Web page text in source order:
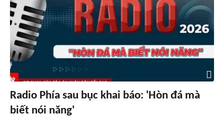
Radio Phía sau bục khai báo: 'Hòn đá mà
biết nói năng'